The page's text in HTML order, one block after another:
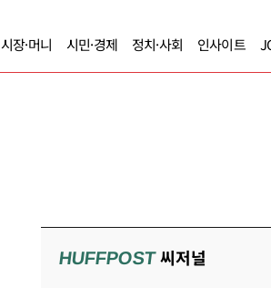
시장·머니 시민·경제 정치·사회 인사이트
HUFFPOST씨저널